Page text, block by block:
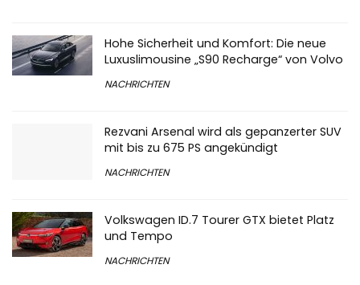
Hohe Sicherheit und Komfort: Die neue
Luxuslimousine „S90 Recharge“ von Volvo
NACHRICHTEN
Rezvani Arsenal wird als gepanzerter SUV
mit bis zu 675 PS angekündigt
NACHRICHTEN
Volkswagen ID.7 Tourer GTX bietet Platz
und Tempo
NACHRICHTEN